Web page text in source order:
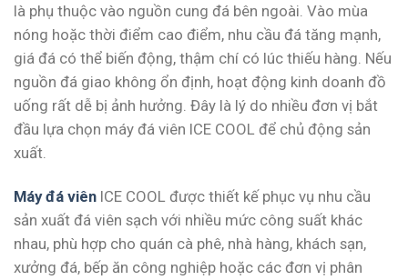
là phụ thuộc vào nguồn cung đá bên ngoài. Vào mùa
nóng hoặc thời điểm cao điểm, nhu cầu đá tăng mạnh,
giá đá có thể biến động, thậm chí có lúc thiếu hàng. Nếu
nguồn đá giao không ổn định, hoạt động kinh doanh đồ
uống rất dễ bị ảnh hưởng. Đây là lý do nhiều đơn vị bắt
đầu lựa chọn máy đá viên ICE COOL để chủ động sản
xuất.
Máy đá viên ICE COOL được thiết kế phục vụ nhu cầu
sản xuất đá viên sạch với nhiều mức công suất khác
nhau, phù hợp cho quán cà phê, nhà hàng, khách sạn,
xưởng đá, bếp ăn công nghiệp hoặc các đơn vị phân